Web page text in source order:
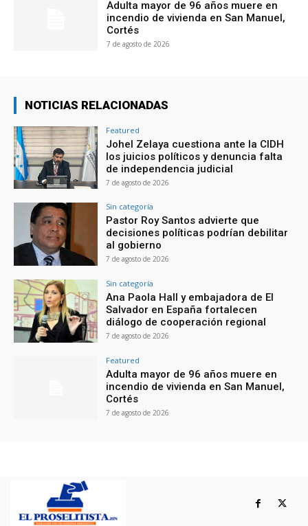
Adulta mayor de 96 años muere en
incendio de vivienda en San Manuel,
Cortés
7 de agosto de 2026
NOTICIAS RELACIONADAS
Featured
Johel Zelaya cuestiona ante la CIDH
los juicios políticos y denuncia falta
de independencia judicial
7 de agosto de 2026
Sin categoría
Pastor Roy Santos advierte que
decisiones políticas podrían debilitar
al gobierno
7 de agosto de 2026
Sin categoría
Ana Paola Hall y embajadora de El
Salvador en España fortalecen
diálogo de cooperación regional
7 de agosto de 2026
Featured
Adulta mayor de 96 años muere en
incendio de vivienda en San Manuel,
Cortés
7 de agosto de 2026